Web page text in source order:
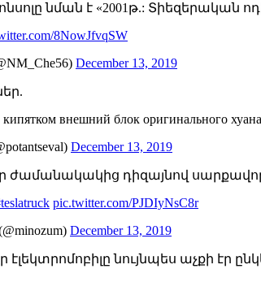
նման է «2001թ.: Տիեզերական
8NowJfvqSW
December 13, 2019
внешний блок оригинального хуана
December 13, 2019
ժամանակակից դիզայնով
pic.twitter.com/PJDIyNsC8r
December 13, 2019
էլեկտրոմոբիլը նույնպես աչքի